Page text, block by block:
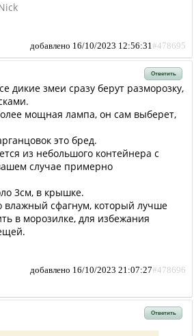
добавлено 16/10/2023 12:56:31 #478695
Ответить
дикие змеи сразу берут разморозку,
мощная лампа, он сам выберет,
это бред.
из небольшого контейнера с
случае примерно
3см, в крышке.
влажный сфагнум, который лучше
в морозилке, для избежания
добавлено 16/10/2023 21:07:27#478696
Ответить